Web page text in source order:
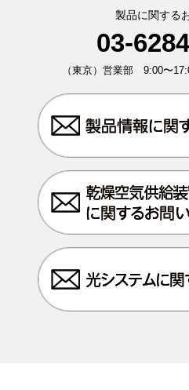
製品に関する
03-
（東京）営業部 9:00〜